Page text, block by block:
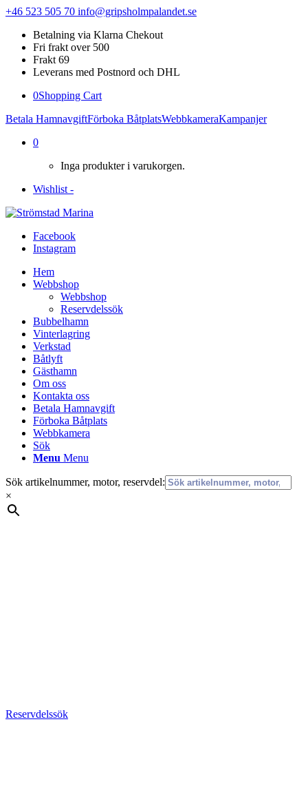
+46 523 505 70 info@gripsholmpalandet.se
Betalning via Klarna Chekout
Fri frakt over 500
Frakt 69
Leverans med Postnord och DHL
0Shopping Cart
Betala HamnavgiftFörboka BåtplatsWebbkameraKampanjer
0
Inga produkter i varukorgen.
Wishlist -
Facebook
Instagram
Hem
Webbshop
Webbshop
Reservdelssök
Bubbelhamn
Vinterlagring
Verkstad
Båtlyft
Gästhamn
Om oss
Kontakta oss
Betala Hamnavgift
Förboka Båtplats
Webbkamera
Sök
Menu Menu
Sök artikelnummer, motor, reservdel:
×
Reservdelssök